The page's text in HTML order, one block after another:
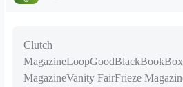
Clutch
MagazineVanity FairFrieze